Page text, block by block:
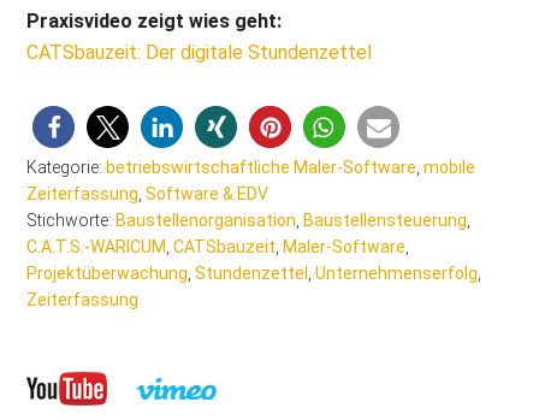
Praxisvideo zeigt wies geht:
CATSbauzeit: Der digitale Stundenzettel
Kategorie: betriebswirtschaftliche Maler-Software ,mobile
Zeiterfassung ,Software & EDV
Stichworte: Baustellenorganisation Baustellensteuerung
C.A.T.S.-WARICUM ,CATSbauzeit Maler-Software
Projektüberwachung ,Stundenzettel ,Unternehmenserfolg
Zeiterfassung
Seitenspalte